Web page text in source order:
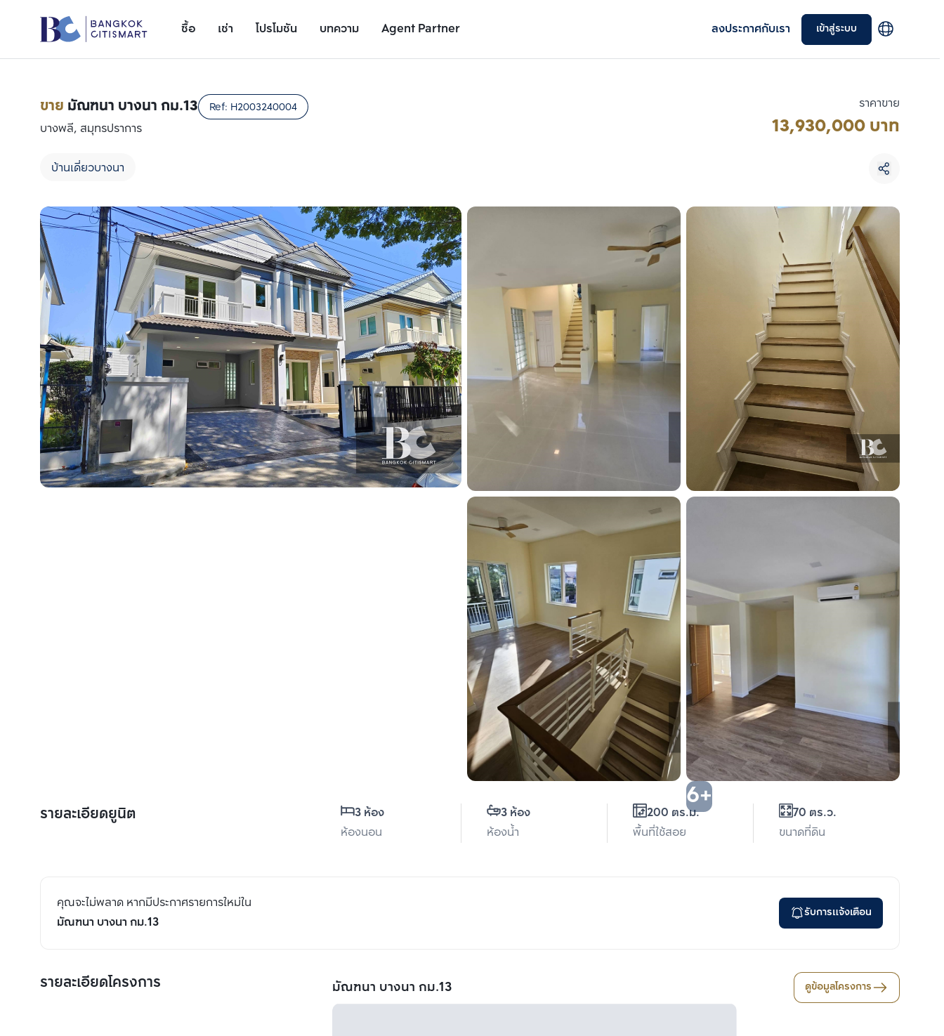
ซื้อ เช่า โปรโมชัน บทความ Agent Partner ลงประกาศกับเรา เข้าสู่ระบบ
รายละเอียดยูนิต
ขาย มัณฑนา บางนา กม.13 Ref: H2003240004
บางพลี, สมุทรปราการ
บ้านเดี่ยวบางนา
ราคาขาย
13,930,000 บาท
6+
รายละเอียดยูนิต
3 ห้อง
ห้องนอน
3 ห้อง
ห้องน้ำ
200 ตร.ม.
พื้นที่ใช้สอย
70 ตร.ว.
ขนาดที่ดิน
คุณจะไม่พลาด หากมีประกาศรายการใหม่ใน
มัณฑนา บางนา กม.13
รับการแจ้งเตือน
รายละเอียดโครงการ มัณฑนา บางนา กม.13 ดูข้อมูลโครงการ
เพิ่มยูนิตเปรียบเทียบ
รายการที่ 1
เพิ่มยูนิตเปรียบเทียบ
รายการที่ 2
เพิ่มยูนิตเปรียบเทียบ
เลือกยูนิตเพื่อเปรียบเทียบ
เลือกได้สูงสุด 3 รายการ